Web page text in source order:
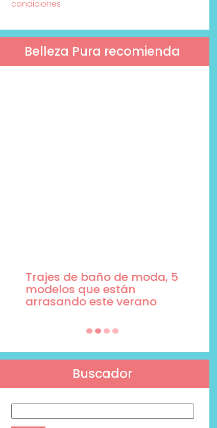
condiciones
Belleza Pura recomienda
Trajes de baño de moda, 5
modelos que están
arrasando este verano
Buscador